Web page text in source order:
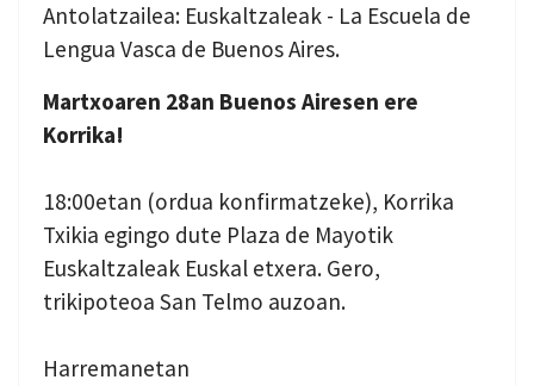
Antolatzailea: Euskaltzaleak - La Escuela de
Lengua Vasca de Buenos Aires.
Martxoaren 28an Buenos Airesen ere
Korrika!
18:00etan (ordua konfirmatzeke), Korrika
Txikia egingo dute Plaza de Mayotik
Euskaltzaleak Euskal etxera. Gero,
trikipoteoa San Telmo auzoan.
Harremanetan